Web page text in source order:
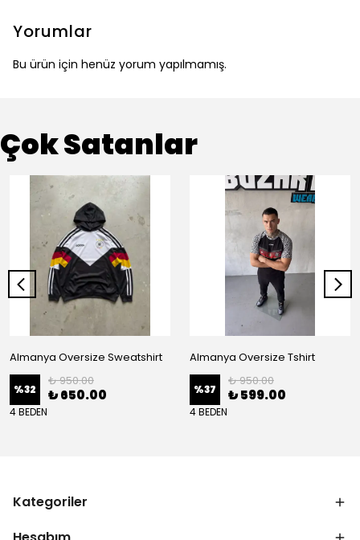
Yorumlar
Bu ürün için henüz yorum yapılmamış.
Çok Satanlar
Almanya Oversize Sweatshirt
%32
₺ 950.00
₺ 650.00
4 BEDEN
Almanya Oversize Tshirt
%37
₺ 950.00
₺ 599.00
4 BEDEN
Kategoriler